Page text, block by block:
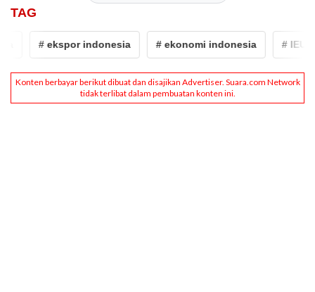
TAG
# ekspor indonesia # ekonomi indonesia # IEU CEPA